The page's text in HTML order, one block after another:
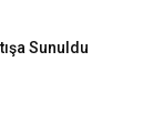
Sunuldu